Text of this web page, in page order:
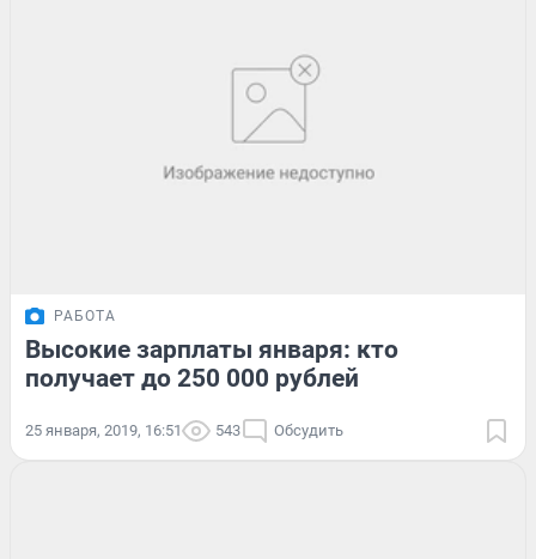
РАБОТА
Высокие зарплаты января: кто
получает до 250 000 рублей
25 января, 2019, 16:51 543 Обсудить